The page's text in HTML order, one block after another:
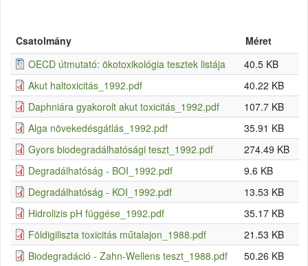
Csatolmány
Méret
OECD útmutató: ökotoxikológia tesztek listája
40.5 KB
Akut haltoxicitás_1992.pdf
40.22 KB
Daphniára gyakorolt akut toxicitás_1992.pdf
107.7 KB
Alga növekedésgátlás_1992.pdf
35.91 KB
Gyors biodegradálhatósági teszt_1992.pdf
274.49 KB
Degradálhatóság - BOI_1992.pdf
9.6 KB
Degradálhatóság - KOI_1992.pdf
13.53 KB
Hidrolizis pH függése_1992.pdf
35.17 KB
Földigiliszta toxicitás műtalajon_1988.pdf
21.53 KB
Biodegradáció - Zahn-Wellens teszt_1988.pdf
50.26 KB